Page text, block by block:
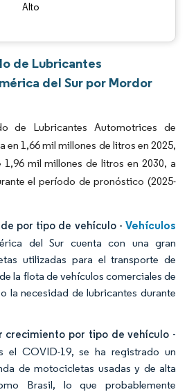
Alto
de Lubricantes
del Sur por Mordor
de Lubricantes Automotrices de
en 1,66 mil millones de litros en 2025,
mil millones de litros en 2030, a
el período de pronóstico (2025-
por tipo de vehículo - Vehículos
del Sur cuenta con una gran
utilizadas para el transporte de
la flota de vehículos comerciales de
la necesidad de lubricantes durante
crecimiento por tipo de vehículo -
el COVID-19, se ha registrado un
de motocicletas usadas y de alta
Brasil, lo que probablemente